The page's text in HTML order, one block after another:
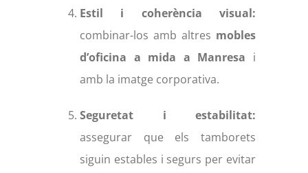
Estil i coherència visual:
combinar-los amb altres mobles
d’oficina a mida a Manresa i
amb la imatge corporativa.
Seguretat i estabilitat:
assegurar que els tamborets
siguin estables i segurs per evitar